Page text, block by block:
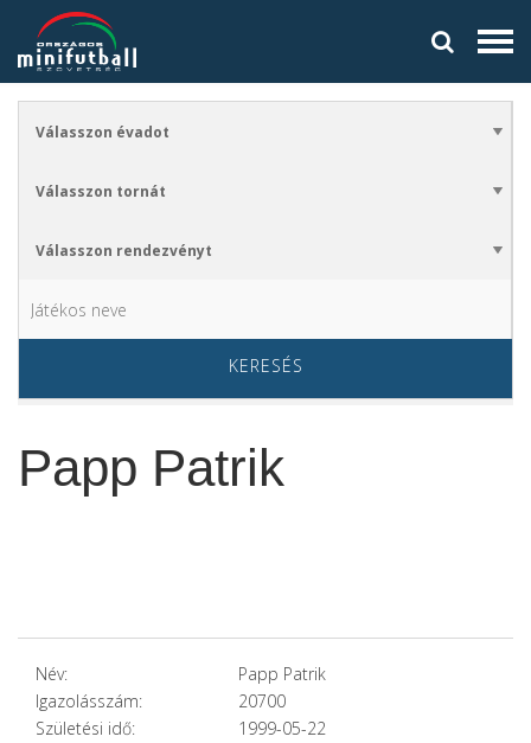
KERESÉS
Papp Patrik
Név:
Papp Patrik
Igazolásszám:
20700
Születési idő:
1999-05-22